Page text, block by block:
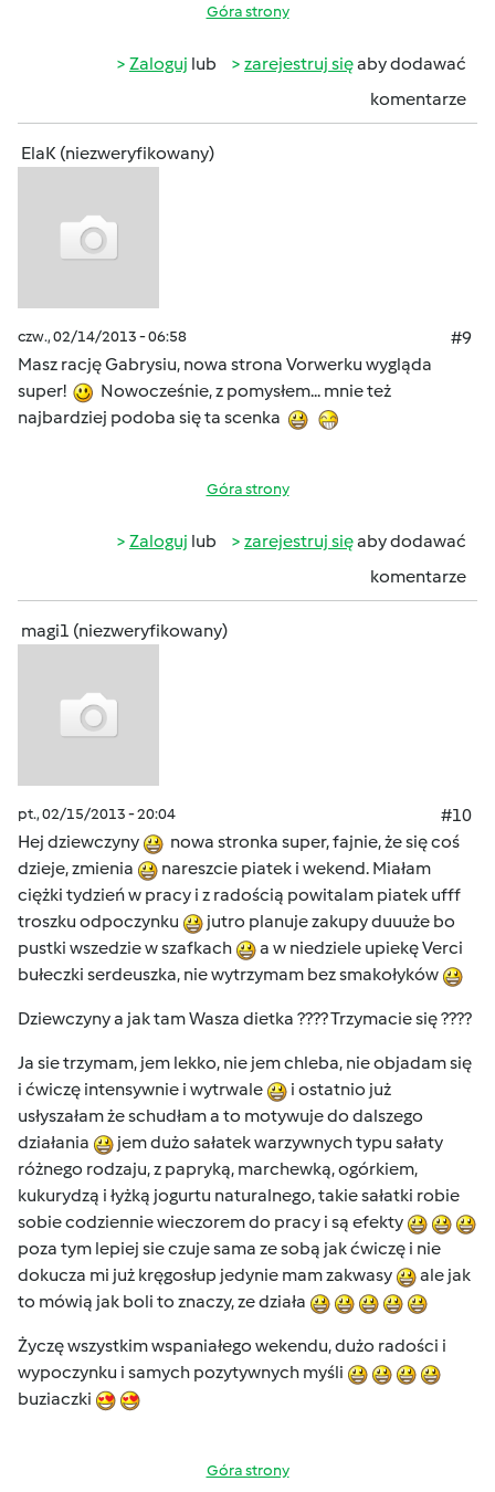
Góra strony
Zaloguj lub zarejestruj sięaby dodawać
komentarze
ElaK (niezweryfikowany)
czw., 02/14/2013 - 06:58
#9
Masz rację Gabrysiu, nowa strona Vorwerku wygląda
super!
Nowocześnie, z pomysłem... mnie też
najbardziej podoba się ta scenka
Góra strony
Zaloguj lub zarejestruj sięaby dodawać
komentarze
magi1 (niezweryfikowany)
pt., 02/15/2013 - 20:04
#10
Hej dziewczyny
nowa stronka super, fajnie, że się coś
dzieje, zmienia
nareszcie piatek i wekend. Miałam
ciężki tydzień w pracy i z radością powitalam piatek ufff
troszku odpoczynku
jutro planuje zakupy duuuże bo
pustki wszedzie w szafkach
a w niedziele upiekę Verci
bułeczki serdeuszka, nie wytrzymam bez smakołyków
Dziewczyny a jak tam Wasza dietka ???? Trzymacie się ????
Ja sie trzymam, jem lekko, nie jem chleba, nie objadam się
i ćwiczę intensywnie i wytrwale
i ostatnio już
usłyszałam że schudłam a to motywuje do dalszego
działania
jem dużo sałatek warzywnych typu sałaty
różnego rodzaju, z papryką, marchewką, ogórkiem,
kukurydzą i łyżką jogurtu naturalnego, takie sałatki robie
sobie codziennie wieczorem do pracy i są efekty
poza tym lepiej sie czuje sama ze sobą jak ćwiczę i nie
dokucza mi już kręgosłup jedynie mam zakwasy
ale jak
to mówią jak boli to znaczy, ze działa
Życzę wszystkim wspaniałego wekendu, dużo radości i
wypoczynku i samych pozytywnych myśli
buziaczki
Góra strony